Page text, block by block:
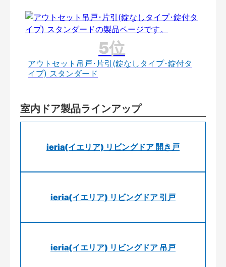
アウトセット吊戸･片引(錠なしタイプ･錠付タ
イプ) スタンダード
室内ドア製品ラインアップ
ieria(イエリア) リビングドア 開き戸
ieria(イエリア) リビングドア 引戸
ieria(イエリア) リビングドア 吊戸